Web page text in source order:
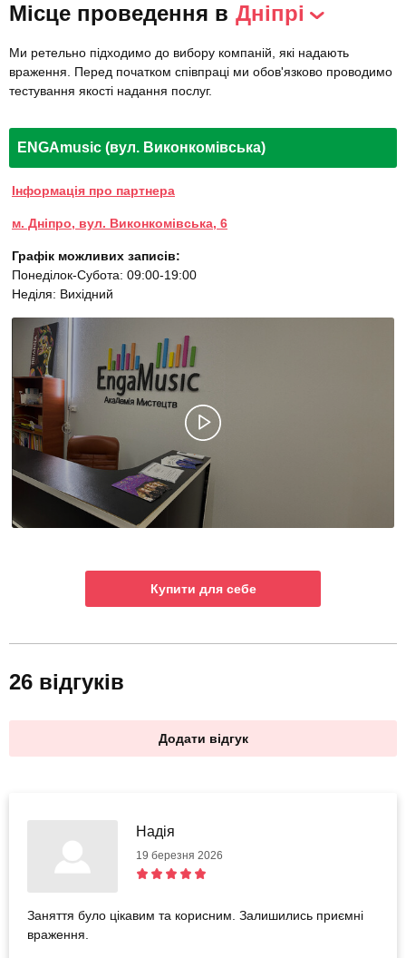
Місце проведення в Дніпрі
Ми ретельно підходимо до вибору компаній, які надають
враження. Перед початком співпраці ми обов'язково проводимо
тестування якості надання послуг.
ENGAmusic (вул. Виконкомівська)
Інформація про партнера
м. Дніпро, вул. Виконкомівська, 6
Графік можливих записів:
Понеділок-Субота: 09:00-19:00
Неділя: Вихідний
Купити для себе
26 відгуків
Додати відгук
Надія
19 березня 2026
Заняття було цікавим та корисним. Залишились приємні
враження.